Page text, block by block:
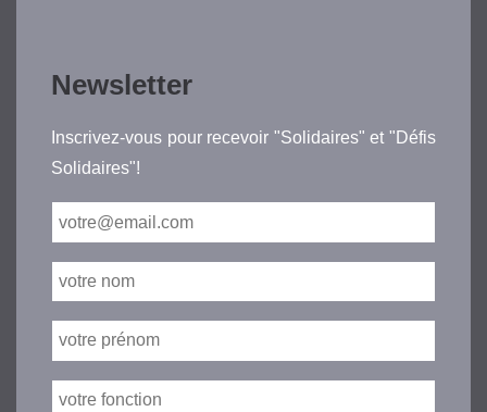
Newsletter
Inscrivez-vous pour recevoir "Solidaires" et "Défis
Solidaires"!